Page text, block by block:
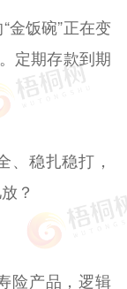
金饭碗”正在变
定期存款到期
、稳扎稳打，
？
险产品，逻辑